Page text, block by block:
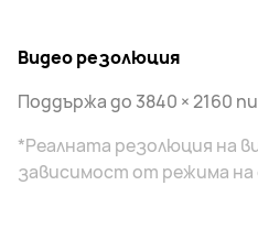
Видео резолюция
Поддържа до 3840 × 2160
*Реалната резолюция на
зависимост от режима на